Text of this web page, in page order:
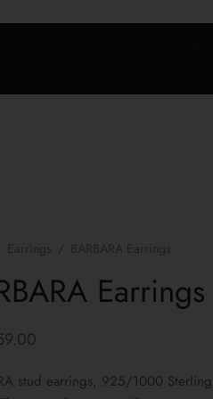
Earrings
stud earrings, 925/1000